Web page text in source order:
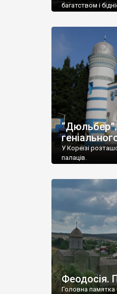
багатством і
У Кореїзі
палаців.
Феодосія.
Головна памятка